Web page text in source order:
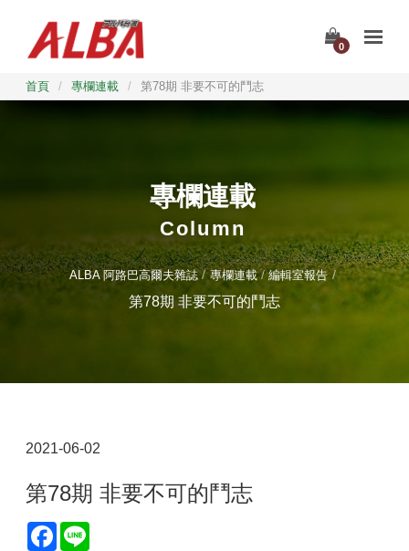
0
首頁 / 專欄連載 / 第78期 非要不可的鬥志
專欄連載
Column
ALBA 阿路巴高爾夫雜誌 專欄連載 編輯室報告
第78期 非要不可的鬥志
2021-06-02
第78期 非要不可的鬥志
Facebook